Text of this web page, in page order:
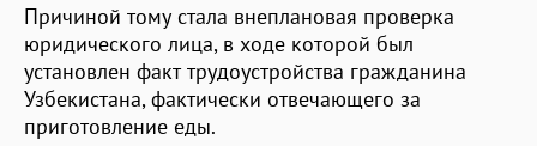
Причиной тому стала внеплановая проверка
юридического лица, в ходе которой был
установлен факт трудоустройства гражданина
Узбекистана, фактически отвечающего за
приготовление еды.